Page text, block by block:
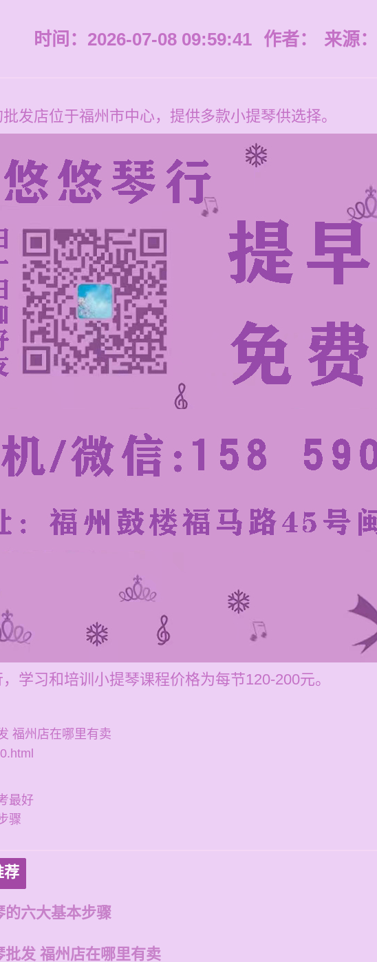
时间：2026-07-08 09:59:41 作者： 来源：
发店位于福州市中心，提供多款小提琴供选择。
学习和培训小提琴课程价格为每节120-200元。
福州店在哪里有卖
最好
骤
荐
的六大基本步骤
批发 福州店在哪里有卖